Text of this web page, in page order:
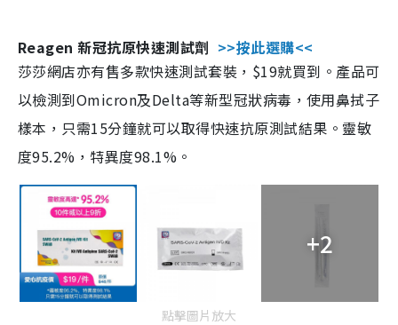
Reagen 新冠抗原快速測試劑 >>按此選購<<
莎莎網店亦有售多款快速測試套裝，$19就買到。產品可
以檢測到Omicron及Delta等新型冠狀病毒，使用鼻拭子
樣本，只需15分鐘就可以取得快速抗原測試結果。靈敏
度95.2%，特異度98.1%。
+2
點擊圖片放大